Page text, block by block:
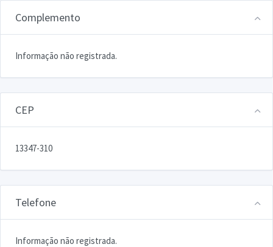
Complemento
Informação não registrada.
CEP
13347-310
Telefone
Informação não registrada.